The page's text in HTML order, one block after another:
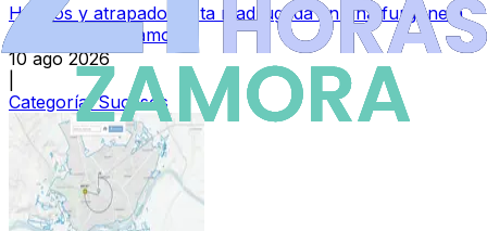
Heridos y atrapados esta madrugada en una furgoneta
en la A-52 en Zamora
10 ago 2026
Categoría:Sucesos